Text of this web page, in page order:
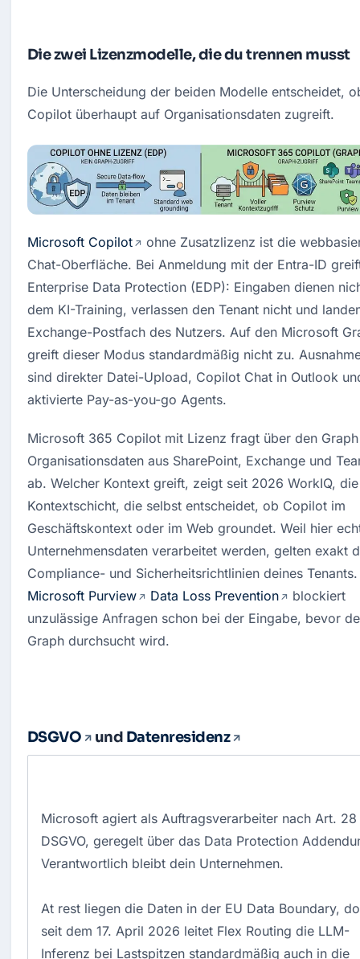
Die zwei Lizenzmodelle, die du trennen musst
Die Unterscheidung der beiden Modelle entscheidet,
Copilot überhaupt auf Organisationsdaten zugreift.
Microsoft Copilot
ohne Zusatzlizenz ist die
Chat-Oberfläche. Bei Anmeldung mit der Entra-ID
Enterprise Data Protection (EDP): Eingaben dienen
dem KI-Training, verlassen den Tenant nicht und
Exchange-Postfach des Nutzers. Auf den Microsoft
greift dieser Modus standardmäßig nicht zu.
sind direkter Datei-Upload, Copilot Chat in Outlook
aktivierte Pay-as-you-go Agents.
Microsoft 365 Copilot mit Lizenz fragt über den
Organisationsdaten aus SharePoint, Exchange und
ab. Welcher Kontext greift, zeigt seit 2026 WorkIQ, die
Kontextschicht, die selbst entscheidet, ob Copilot im
Geschäftskontext oder im Web groundet. Weil hier
Unternehmensdaten verarbeitet werden, gelten exakt
Microsoft Purview
Data Loss Prevention
blockiert
unzulässige Anfragen schon bei der Eingabe, bevor
Graph durchsucht wird.
DSGVO und Datenresidenz
Microsoft agiert als Auftragsverarbeiter nach Art. 28
DSGVO, geregelt über das Data Protection
Verantwortlich bleibt dein Unternehmen.
At rest liegen die Daten in der EU Data Boundary,
seit dem 17. April 2026 leitet Flex Routing die LLM-
Inferenz bei Lastspitzen standardmäßig auch in die